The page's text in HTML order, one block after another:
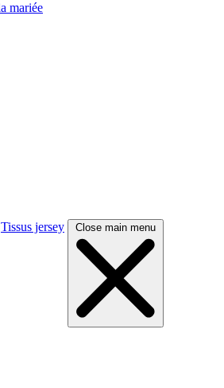
mariée
Tissus jersey Close main menu